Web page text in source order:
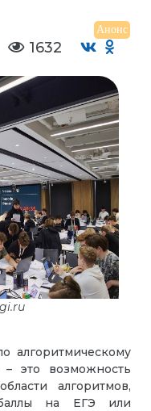
Анонс
1632
алгоритмическому
– это возможность
алгоритмов,
баллы на ЕГЭ или